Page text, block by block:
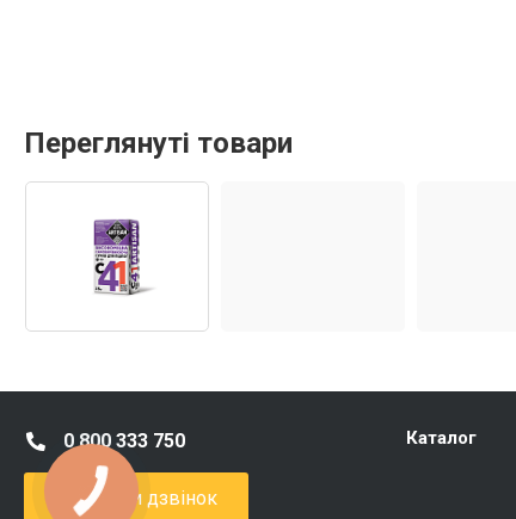
Переглянуті товари
0 800 333 750
Замовити дзвінок
Каталог